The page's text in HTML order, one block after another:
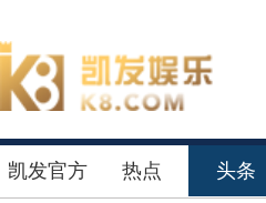
凯发官方 热点 头条